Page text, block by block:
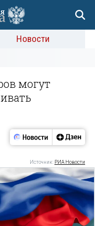
Новости
могут
Источник: РИА Новости